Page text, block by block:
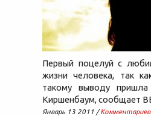
Первый поцелуй с
жизни человека, так
такому выводу пришла
Киршенбаум, сообщает
Январь 13 2011 /